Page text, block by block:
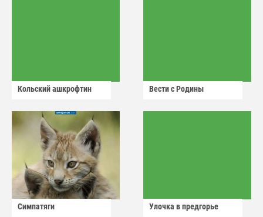
Кольский ашкрофтин Вести с Родины
Симпатяги Улочка в предгорье